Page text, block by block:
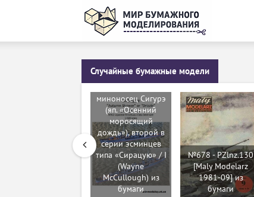
Случайные бумажные модели
№205 -
миноносец Сигурэ
(яп. «Осенний
моросящий
дождь»), второй в
серии эсминцев
типа «Сирацую» / I
(Wayne
McCullough) из
бумаги
№678 - PZlnz.130
[Maly Modelarz
1981-09] из
бумаги